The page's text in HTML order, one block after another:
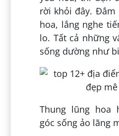
rời khỏi đây. Đắm
hoa, lắng nghe
lo. Tất cả những
sống dường như
Thung lũng hoa
góc sống ảo lãng